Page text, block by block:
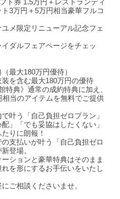
ト券 1.5万円＋レストランディ
3万円＋5万円相当豪華フルコ
ユメ限定リニューアル記念フェ
ダルフェアページをチェッ
最大180万円優待）
を含む最大180万円の優待
特典》通常の成約特典に加え、
相当のアイテムを無料でご提供
叶う「自己負担ゼロプラン」
配」「でも妥協はしたくない」
りに朗報！
の支払いが叶う「自己負担ゼロ
登場。
ションと豪華特典はそのまま
れを形にするお手伝いをいたし
ご相談くださいませ。